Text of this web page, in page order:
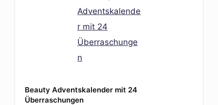
Beauty Adventskalender mit 24
Überraschungen